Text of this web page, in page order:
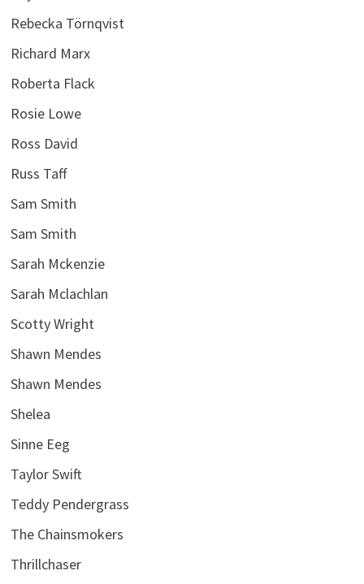
Rebecka Törnqvist
Richard Marx
Roberta Flack
Rosie Lowe
Ross David
Russ Taff
Sam Smith
Sam Smith
Sarah Mckenzie
Sarah Mclachlan
Scotty Wright
Shawn Mendes
Shawn Mendes
Shelea
Sinne Eeg
Taylor Swift
Teddy Pendergrass
The Chainsmokers
Thrillchaser